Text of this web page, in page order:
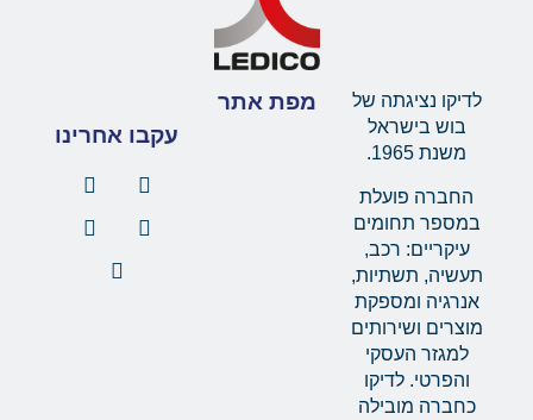
לדיקו נציגתה של
בוש בישראל
משנת 1965.
החברה פועלת
במספר תחומים
עיקריים: רכב,
תעשיה, תשתיות,
אנרגיה ומספקת
מוצרים ושירותים
למגזר העסקי
והפרטי. לדיקו
כחברה מובילה
מפת אתר
עקבו אחרינו